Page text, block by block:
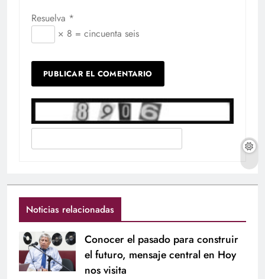
Resuelva *
× 8 = cincuenta seis
Noticias relacionadas
Conocer el pasado para construir
el futuro, mensaje central en Hoy
nos visita